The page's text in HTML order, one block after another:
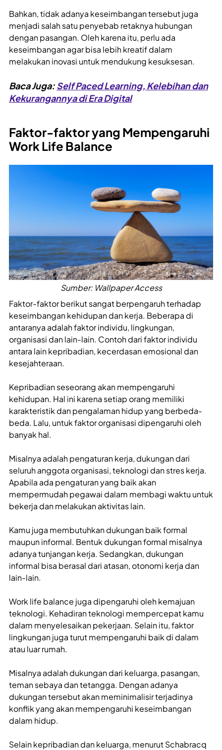
Bahkan, tidak adanya keseimbangan tersebut juga
menjadi salah satu penyebab retaknya hubungan
dengan pasangan. Oleh karena itu, perlu ada
keseimbangan agar bisa lebih kreatif dalam
melakukan inovasi untuk mendukung kesuksesan.
Baca Juga:Self Paced Learning, Kelebihan dan
Kekurangannya di Era Digital
Faktor-faktor yang Mempengaruhi
Work Life Balance
Sumber: Wallpaper Access
Faktor-faktor berikut sangat berpengaruh terhadap
keseimbangan kehidupan dan kerja. Beberapa di
antaranya adalah faktor individu, lingkungan,
organisasi dan lain-lain. Contoh dari faktor individu
antara lain kepribadian, kecerdasan emosional dan
kesejahteraan.
Kepribadian seseorang akan mempengaruhi
kehidupan. Hal ini karena setiap orang memiliki
karakteristik dan pengalaman hidup yang berbeda-
beda. Lalu, untuk faktor organisasi dipengaruhi oleh
banyak hal.
Misalnya adalah pengaturan kerja, dukungan dari
seluruh anggota organisasi, teknologi dan stres kerja.
Apabila ada pengaturan yang baik akan
mempermudah pegawai dalam membagi waktu untuk
bekerja dan melakukan aktivitas lain.
Kamu juga membutuhkan dukungan baik formal
maupun informal. Bentuk dukungan formal misalnya
adanya tunjangan kerja. Sedangkan, dukungan
informal bisa berasal dari atasan, otonomi kerja dan
lain-lain.
Work life balance juga dipengaruhi oleh kemajuan
teknologi. Kehadiran teknologi mempercepat kamu
dalam menyelesaikan pekerjaan. Selain itu, faktor
lingkungan juga turut mempengaruhi baik di dalam
atau luar rumah.
Misalnya adalah dukungan dari keluarga, pasangan,
teman sebaya dan tetangga. Dengan adanya
dukungan tersebut akan meminimalisir terjadinya
konflik yang akan mempengaruhi keseimbangan
dalam hidup.
Selain kepribadian dan keluarga, menurut Schabracq